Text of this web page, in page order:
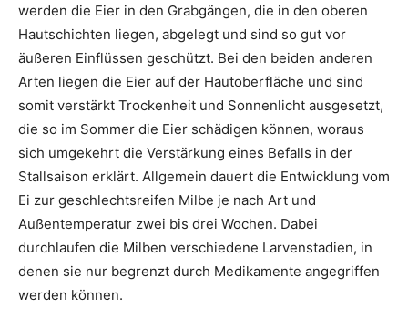
werden die Eier in den Grabgängen, die in den oberen
Hautschichten liegen, abgelegt und sind so gut vor
äußeren Einflüssen geschützt. Bei den beiden anderen
Arten liegen die Eier auf der Hautoberfläche und sind
somit verstärkt Trockenheit und Sonnenlicht ausgesetzt,
die so im Sommer die Eier schädigen können, woraus
sich umgekehrt die Verstärkung eines Befalls in der
Stallsaison erklärt. Allgemein dauert die Entwicklung vom
Ei zur geschlechtsreifen Milbe je nach Art und
Außentemperatur zwei bis drei Wochen. Dabei
durchlaufen die Milben verschiedene Larvenstadien, in
denen sie nur begrenzt durch Medikamente angegriffen
werden können.